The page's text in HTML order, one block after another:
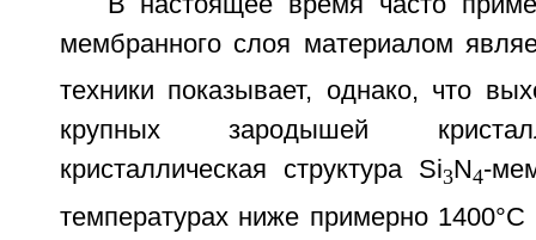
мембранного слоя материалом
техники показывает, однако, что
крупных зародышей
кристаллическая структура Si3N4-
температурах ниже примерно